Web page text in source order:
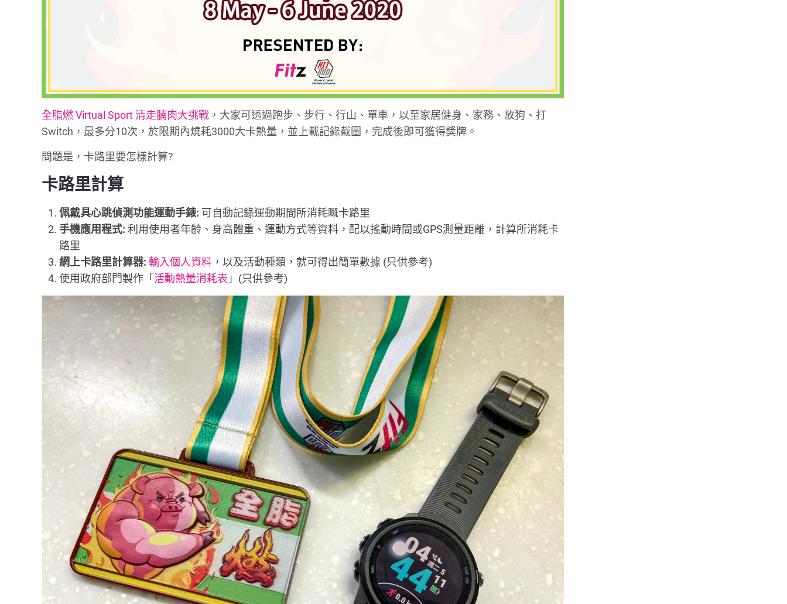
全脂燃 Virtual Sport 清走腩肉大挑戰 ，大家可透過跑步、步行、行山、單車，以至家居健身、家務、放狗、打
Switch，最多分10次，於限期內燒耗3000大卡熱量，並上載記錄截圖，完成後即可獲得獎牌。
問題是，卡路里要怎樣計算?
卡路里計算
佩戴具心跳偵測功能運動手錶: 可自動記錄運動期間所消耗嘅卡路里
手機應用程式:利用使用者年齡、身高體重、運動方式等資料，配以搖動時間或GPS測量距離，計算所消耗卡
路里
網上卡路里計算器: 輸入個人資料 ，以及活動種類，就可得出簡單數據 (只供參考)
使用政府部門製作「活動熱量消耗表 」(只供參考)